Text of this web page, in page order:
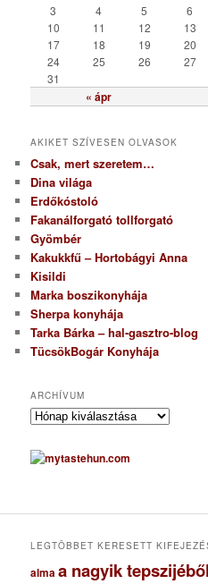
« ápr
3
4 5 6
10
11 12 13
17
18 19 20
24
25 26 27
31
AKIKET SZÍVESEN OLVASOK
Csak, mert szeretem…
Dina világa
Erdőkóstoló
Fakanálforgató tollforgató
Gyömbér
Kakukkfű – Hortobágyi Anna
Kisildi
Marka boszikonyhája
Sherpa konyhája
Tarka Bárka – hal-gasztro-blog
TücsökBogár Konyhája
ARCHÍVUM
A
c
h
u
LEGTÖBBET KERESETT
almaa nagyik